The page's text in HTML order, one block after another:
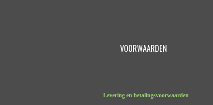
VOORWAARDEN
Levering en betalingsvoorwaarden